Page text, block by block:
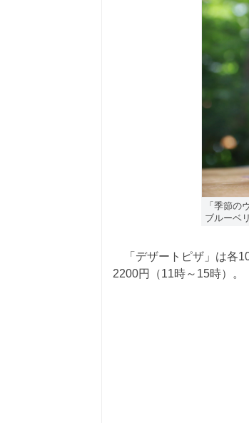
「季節の
ブルーベ
「デザートピザ」は各
2200円（11時～15時）。